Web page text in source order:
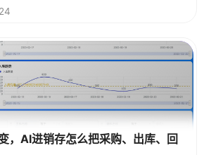
，AI进销存怎么把采购、出库、回